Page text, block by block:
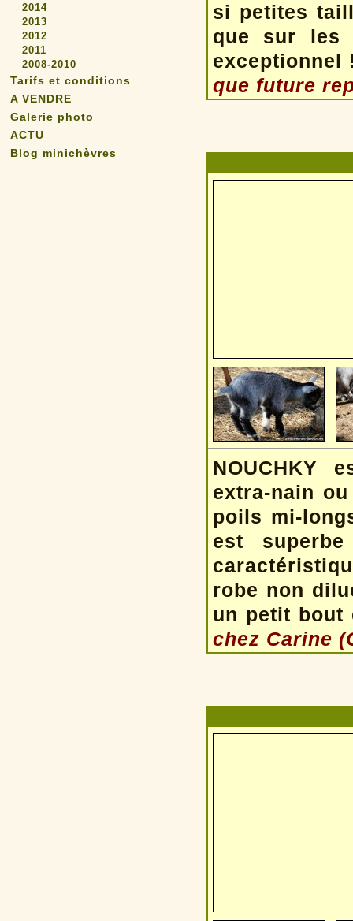
2014
2013
2012
2011
2008-2010
Tarifs et conditions
A VENDRE
Galerie photo
ACTU
Blog minichèvres
si petites
que sur les
que future
NOUCHKY
extra-nain
poils mi-
est
robe non
un petit bout
chez Carine